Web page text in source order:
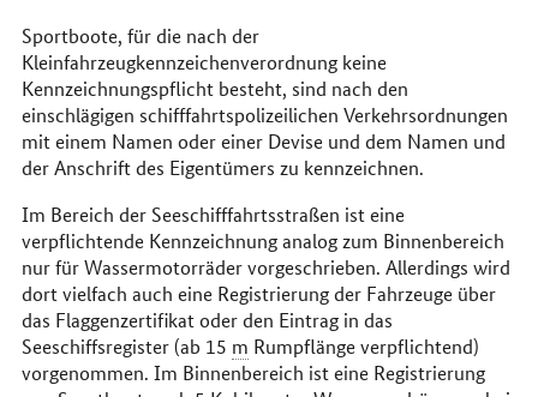
Sportboote, für die nach der
Kleinfahrzeugkennzeichenverordnung keine
Kennzeichnungspflicht besteht, sind nach den
einschlägigen schifffahrtspolizeilichen Verkehrsordnungen
mit einem Namen oder einer Devise und dem Namen und
der Anschrift des Eigentümers zu kennzeichnen.
Im Bereich der Seeschifffahrtsstraßen ist eine
verpflichtende Kennzeichnung analog zum Binnenbereich
nur für Wassermotorräder vorgeschrieben. Allerdings wird
dort vielfach auch eine Registrierung der Fahrzeuge über
das Flaggenzertifikat oder den Eintrag in das
Seeschiffsregister (ab 15 m Rumpflänge verpflichtend)
vorgenommen. Im Binnenbereich ist eine Registrierung